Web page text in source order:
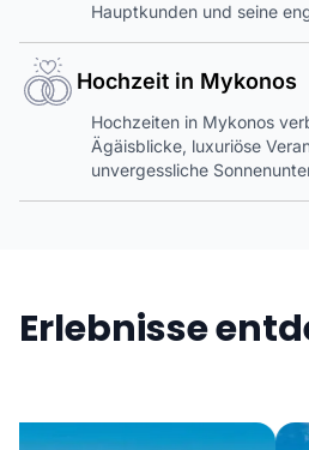
Hauptkunden und seine
Hochzeit in Mykonos
Hochzeiten in Mykonos
Ägäisblicke, luxuriöse
unvergessliche
Erlebnisse